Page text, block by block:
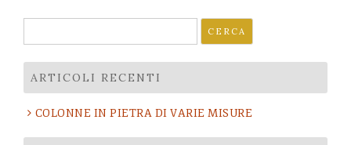
per:
ARTICOLI RECENTI
COLONNE IN PIETRA DI VARIE MISURE